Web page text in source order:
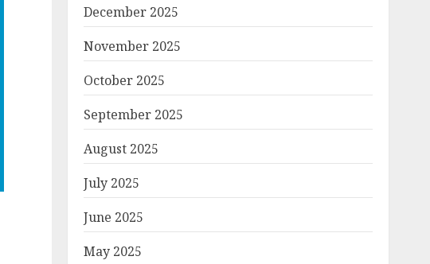
December 2025
November 2025
October 2025
September 2025
August 2025
July 2025
June 2025
May 2025